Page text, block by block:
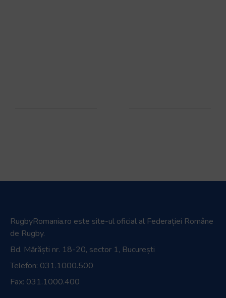
RugbyRomania.ro este site-ul oficial al Federației Române
de Rugby.
Bd. Mărăști nr. 18-20, sector 1, București
Telefon: 031.1000.500
Fax: 031.1000.400